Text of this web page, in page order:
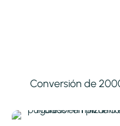
Conversión de